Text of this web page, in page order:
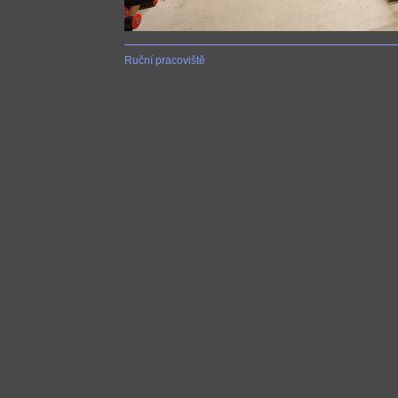
Ruční pracoviště